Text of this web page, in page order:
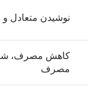
نوشیدن متعادل و
کاهش مصرف،
مصرف